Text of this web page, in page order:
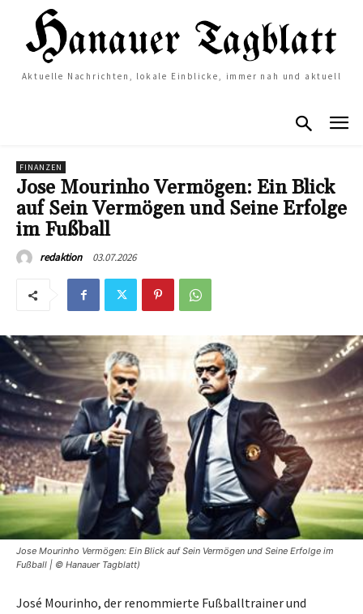
Aktuelle Nachrichten, lokale Einblicke, immer nah und aktuell
FINANZEN
Jose Mourinho Vermögen: Ein Blick
auf Sein Vermögen und Seine Erfolge
im Fußball
redaktion 03.07.2026
Jose Mourinho Vermögen: Ein Blick auf Sein Vermögen und Seine Erfolge im
Fußball | © Hanauer Tagblatt)
José Mourinho, der renommierte Fußballtrainer und